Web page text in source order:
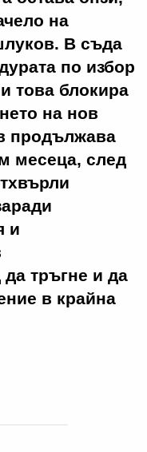
на
В съда
по избор
това блокира
на нов
продължава
месеца, след
и
тръгне и да
в крайна